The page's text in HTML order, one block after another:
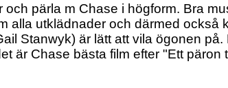
och pärla m Chase i högform. Bra
alla utklädnader och därmed också
Stanwyk) är lätt att vila ögonen
är Chase bästa film efter "Ett päron